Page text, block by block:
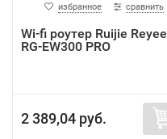
избранное сравнить
Wi-fi роутер Ruijie Reyee
RG-EW300 PRO
2 389,04 руб.